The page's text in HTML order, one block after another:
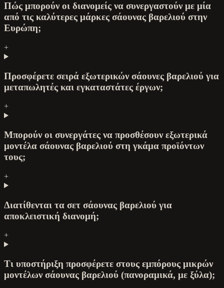
Πώς μπορούν οι διανομείς να συνεργαστούν με μία
από τις καλύτερες μάρκες σάουνας βαρελιού στην
Ευρώπη;
+
Προσφέρετε σειρά εξωτερικών σάουνες βαρελιού για
μεταπωλητές και εγκαταστάτες έργων;
+
Μπορούν οι συνεργάτες να προσθέσουν εξωτερικά
μοντέλα σάουνας βαρελιού στη γκάμα προϊόντων
τους;
+
Διατίθενται τα σετ σάουνας βαρελιού για
αποκλειστική διανομή;
+
Τι υποστήριξη προσφέρετε στους εμπόρους μικρών
μοντέλων σάουνας βαρελιού (πανοραμικά, με ξύλα);